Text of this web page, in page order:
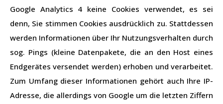
Google Analytics 4 keine Cookies verwendet, es sei
denn, Sie stimmen Cookies ausdrücklich zu. Stattdessen
werden Informationen über Ihr Nutzungsverhalten durch
sog. Pings (kleine Datenpakete, die an den Host eines
Endgerätes versendet werden) erhoben und verarbeitet.
Zum Umfang dieser Informationen gehört auch Ihre IP-
Adresse, die allerdings von Google um die letzten Ziffern